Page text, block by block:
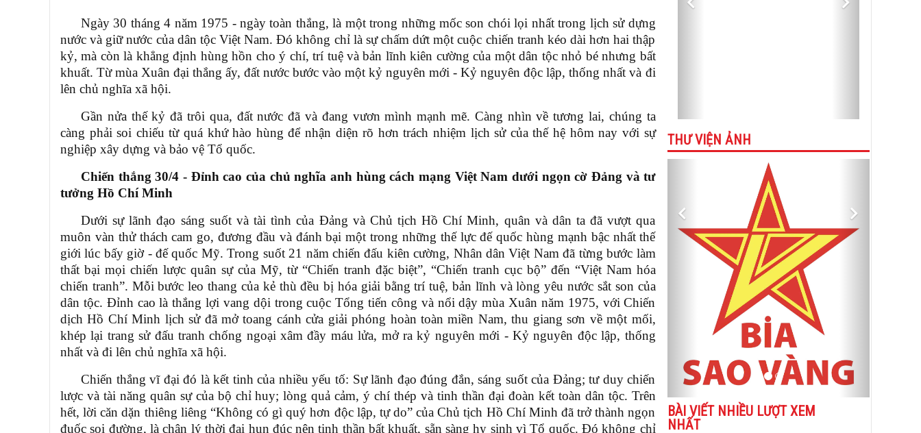
Ngày 30 tháng 4 năm 1975 -ngày toàn thắng, là một trong những mốc son chói lọi nhất trong lịch sử dựng
nước và giữ nước của dân tộc Việt Nam. Đó không chỉ là sự chấm dứt một cuộc chiến tranh kéo dài hơn hai thập
kỷ, mà còn là khẳng định hùng hồn cho ý chí, trí tuệ và bản lĩnh kiên cường của một dân tộc nhỏ bé nhưng bất
khuất. Từ mùa Xuân đại thắng ấy, đất nước bước vào một kỷ nguyên mới- Kỷ nguyên độc lập, thống nhất và đi
lên chủ nghĩa xã hội.
Gần nửa thế kỷ đã trôi qua, đất nước đã và đang vươn mình mạnh mẽ. Càng nhìn về tương lai, chúng ta
càng phải soi chiếu từ quá khứ hào hùng để nhận diện rõ hơn trách nhiệm lịch sử của thế hệ hôm nay với sự
nghiệp xây dựng và bảo vệ Tổ quốc.
Chiến thắng 30/4 - Đỉnh cao của chủ nghĩa anh hùng cách mạng Việt Nam dưới ngọn cờ Đảng và tư
tưởng Hồ Chí Minh
Dưới sự lãnh đạo sáng suốt và tài tình của Đảng và Chủ tịch Hồ Chí Minh, quân và dân ta đã vượt qua
muôn vàn thử thách cam go, đương đầu và đánh bại một trong những thế lực đế quốc hùng mạnh bậc nhất thế
giới lúc bấy giờ -đế quốc Mỹ. Trong suốt 21 năm chiến đấu kiên cường, Nhân dân Việt Nam đã từng bước làm
thất bại mọi chiến lược quân sự của Mỹ, từ “Chiến tranh đặc biệt”, “Chiến tranh cục bộ” đến “Việt Nam hóa
chiến tranh”. Mỗi bước leo thang của kẻ thù đều bị hóa giải bằng trí tuệ, bản lĩnh và lòng yêu nước sắt son của
dân tộc. Đỉnh cao là thắng lợi vang dội trong cuộc Tổng tiến công và nổi dậy mùa Xuân năm 1975, với Chiến
dịch Hồ Chí Minh lịch sử đã mở toang cánh cửa giải phóng hoàn toàn miền Nam, thu giang sơn về một mối,
khép lại trang sử đấu tranh chống ngoại xâm đầy máu lửa, mở ra kỷ nguyên mới - Kỷ nguyên độc lập, thống
nhất và đi lên chủ nghĩa xã hội.
Chiến thắng vĩ đại đó là kết tinh của nhiều yếu tố: Sự lãnh đạo đúng đắn, sáng suốt của Đảng; tư duy chiến
lược và tài năng quân sự của bộ chỉ huy; lòng quả cảm, ý chí thép và tinh thần đại đoàn kết toàn dân tộc. Trên
hết, lời căn dặn thiêng liêng “Không có gì quý hơn độc lập, tự do” của Chủ tịch Hồ Chí Minh đã trở thành ngọn
đuốc soi đường, là chân lý thời đại hun đúc nên tinh thần bất khuất, sẵn sàng hy sinh vì Tổ quốc. Đó không chỉ
THƯ VIỆN ẢNH
BÀI VIẾT NHIỀU LƯỢT XEM
NHẤT